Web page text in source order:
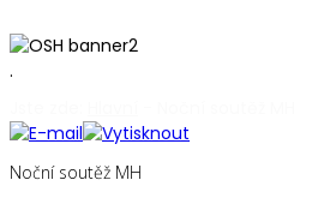
.
Noční soutěž MH